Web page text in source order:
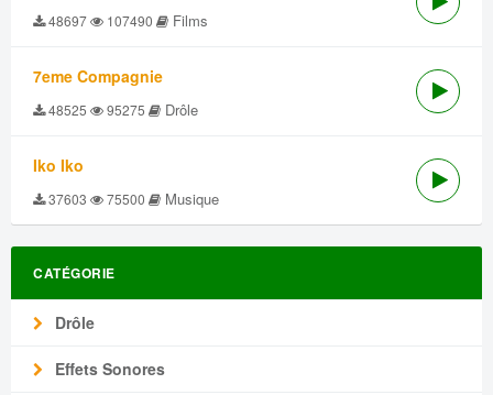
48697 107490 Films
7eme Compagnie
48525 95275 Drôle
Iko Iko
37603 75500 Musique
CATÉGORIE
Drôle
Effets Sonores